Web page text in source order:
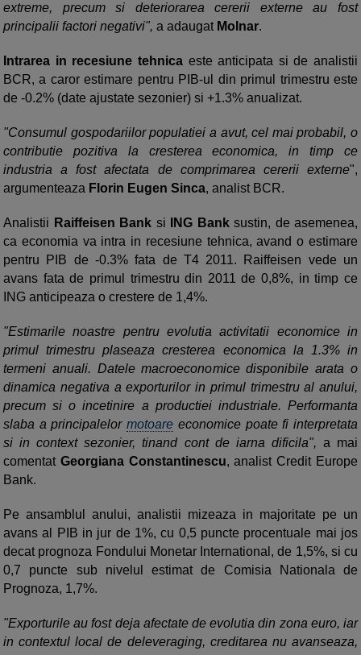
extreme, precum si deteriorarea cererii externe au fost
principalii factori negativi", a adaugat Molnar.
Intrarea in recesiune tehnicaeste anticipata si de analistii
BCR, a caror estimare pentru PIB-ul din primul trimestru este
de -0.2% (date ajustate sezonier) si +1.3% anualizat.
"Consumul gospodariilor populatiei a avut, cel mai probabil, o
contributie pozitiva la cresterea economica, in timp ce
industria a fost afectata de comprimarea cererii externe",
argumenteaza Florin Eugen Sinca, analist BCR.
Analistii Raiffeisen Bank si ING Banksustin, de asemenea,
ca economia va intra in recesiune tehnica, avand o estimare
pentru PIB de -0.3% fata de T4 2011. Raiffeisen vede un
avans fata de primul trimestru din 2011 de 0,8%, in timp ce
ING anticipeaza o crestere de 1,4%.
"Estimarile noastre pentru evolutia activitatii economice in
primul trimestru plaseaza cresterea economica la 1.3% in
termeni anuali. Datele macroeconomice disponibile arata o
dinamica negativa a exporturilor in primul trimestru al anului,
precum si o incetinire a productiei industriale. Performanta
slaba a principalelormotoare economice poate fi interpretata
si in context sezonier, tinand cont de iarna dificila", a mai
comentat Georgiana Constantinescu, analist Credit Europe
Bank.
Pe ansamblul anului, analistii mizeaza in majoritate pe un
avans al PIB in jur de 1%, cu 0,5 puncte procentuale mai jos
decat prognoza Fondului Monetar International, de 1,5%, si cu
0,7 puncte sub nivelul estimat de Comisia Nationala de
Prognoza, 1,7%.
"Exporturile au fost deja afectate de evolutia din zona euro, iar
in contextul local de deleveraging, creditarea nu avanseaza,